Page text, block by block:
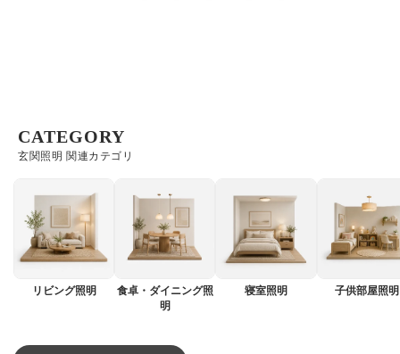
玄関照明 関連カテゴリ
CATEGORY
リビング照明
食卓・ダイニング照
明
寝室照明 子供部屋照明